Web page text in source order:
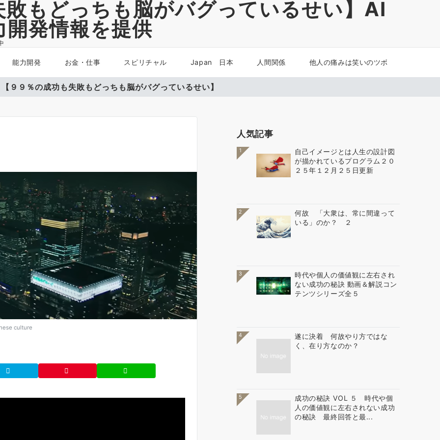
もどっちも脳がバグっているせい】AI
発情報を提供
能力開発 お金・仕事 スピリチャル Japan 日本 人間関係 他人の痛みは笑いのツボ
【９９％の成功も失敗もどっちも脳がバグっているせい】
culture
人気記事
1
自己イメージとは人生の設計図
が描かれているプログラム２０
２５年１２月２５日更新
2
何故 「大衆は、常に間違って
いる」のか？ ２
3
時代や個人の価値観に左右され
ない成功の秘訣 動画＆解説コン
テンツシリーズ全５
4
遂に決着 何故やり方ではな
く、在り方なのか？
5
成功の秘訣 VOL ５ 時代や個
人の価値観に左右されない成功
の秘訣 最終回答と最...